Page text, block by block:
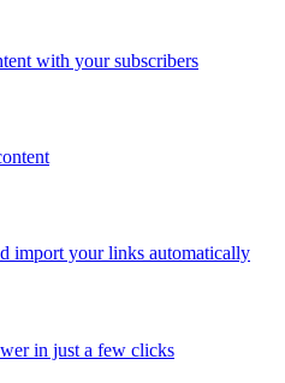
with your subscribers
import your links automatically
in just a few clicks